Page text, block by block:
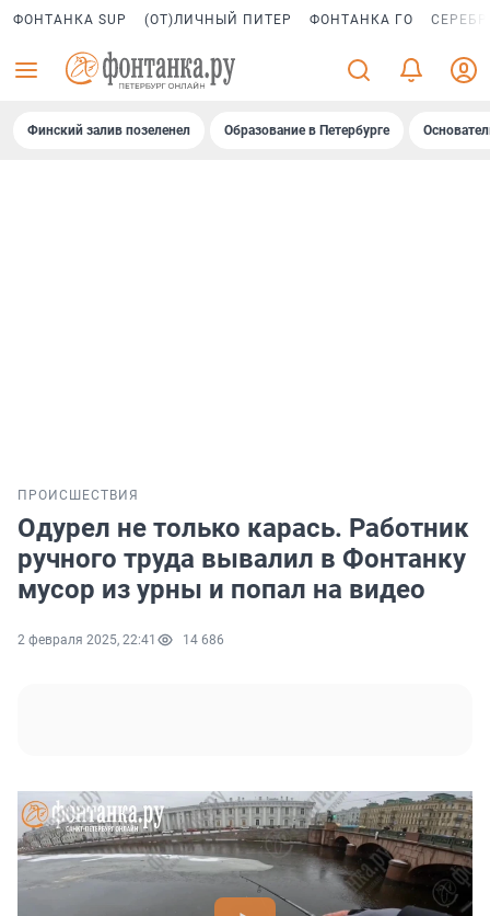
ФОНТАНКА SUP (ОТ)ЛИЧНЫЙ ПИТЕР ФОНТАНКА ГО
Финский залив позеленел Образование в Петербурге
ПРОИСШЕСТВИЯ
Одурел не только карась. Работник
ручного труда вывалил в Фонтанку
мусор из урны и попал на видео
2 февраля 2025, 22:41 14 686